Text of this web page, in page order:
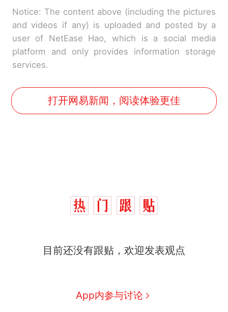
Notice: The content above (including the pictures
and videos if any) is uploaded and posted by a
user of NetEase Hao, which is a social media
platform and only provides information storage
services.
打开网易新闻，阅读体验更佳
目前还没有跟贴，欢迎发表观点
App内参与讨论
因老师一句“跟我回家”改写了
费大厨“全国小炒肉大王”称
号，仅凭视频评出？中国烹饪